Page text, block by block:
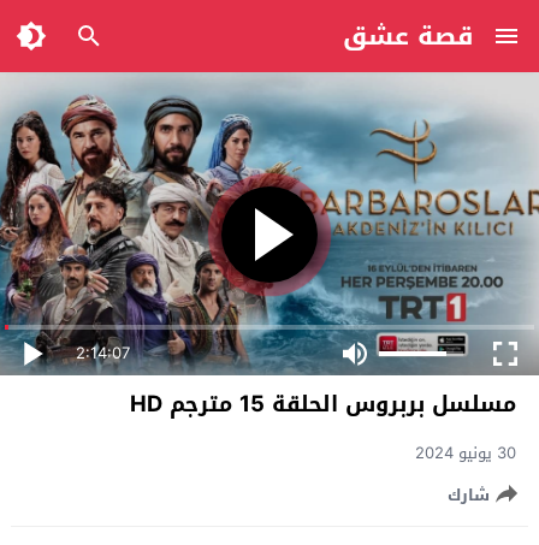
قصة عشق
2:14:07
مسلسل بربروس الحلقة 15 مترجم HD
30 يونيو 2024
شارك